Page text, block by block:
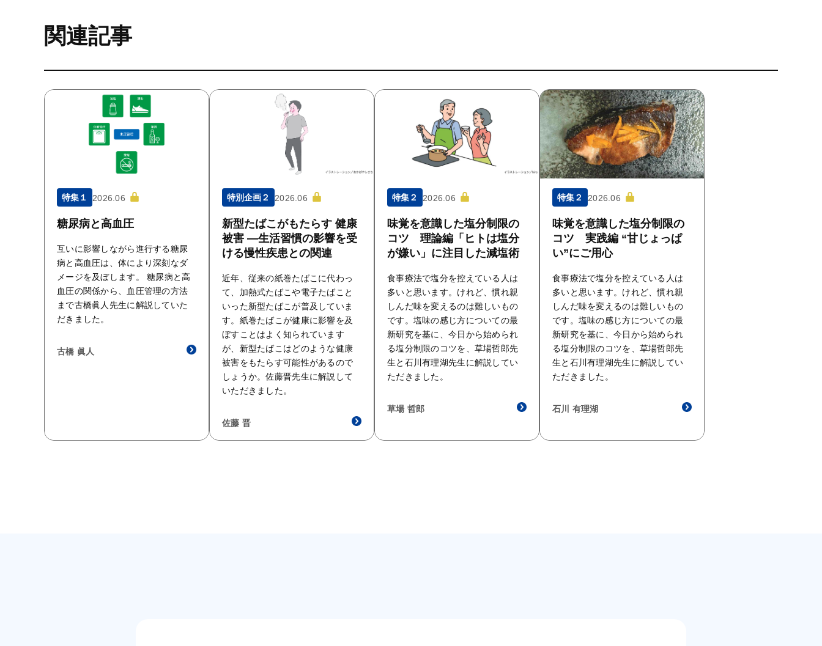
関連記事
特集１ 2026.06
糖尿病と高血圧
互いに影響しながら進行する糖尿
病と高血圧は、体により深刻なダ
メージを及ぼします。 糖尿病と高
血圧の関係から、血圧管理の方法
まで古橋眞人先生に解説していた
だきました。
古橋 眞人
特別企画２ 2026.06
新型たばこがもたらす 健康
被害 ―生活習慣の影響を受
ける慢性疾患との関連
近年、従来の紙巻たばこに代わっ
て、加熱式たばこや電子たばこと
いった新型たばこが普及していま
す。紙巻たばこが健康に影響を及
ぼすことはよく知られています
が、新型たばこはどのような健康
被害をもたらす可能性があるので
しょうか。佐藤晋先生に解説して
いただきました。
佐藤 晋
特集２ 2026.06
味覚を意識した塩分制限の
コツ 理論編「ヒトは塩分
が嫌い」に注目した減塩術
食事療法で塩分を控えている人は
多いと思います。けれど、慣れ親
しんだ味を変えるのは難しいもの
です。塩味の感じ方についての最
新研究を基に、今日から始められ
る塩分制限のコツを、草場哲郎先
生と石川有理湖先生に解説してい
ただきました。
草場 哲郎
特集２ 2026.06
味覚を意識した塩分制限の
コツ 実践編 “甘じょっぱ
い”にご用心
食事療法で塩分を控えている人は
多いと思います。けれど、慣れ親
しんだ味を変えるのは難しいもの
です。塩味の感じ方についての最
新研究を基に、今日から始められ
る塩分制限のコツを、草場哲郎先
生と石川有理湖先生に解説してい
ただきました。
石川 有理湖